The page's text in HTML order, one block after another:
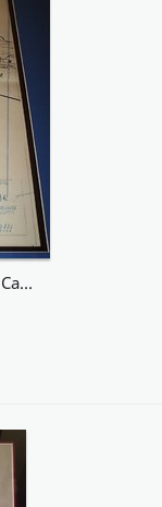
Timour n° 5, « Le Captif de Carthage », publicité de fin d'album, 1957.